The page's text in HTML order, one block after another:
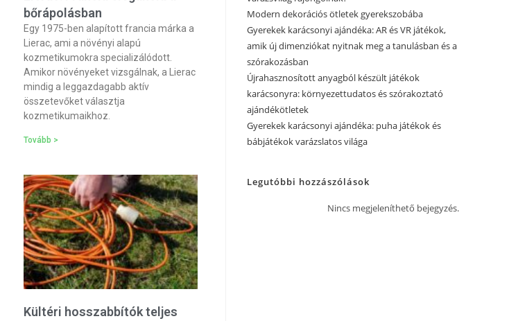
bőrápolásban
Egy 1975-ben alapított francia márka a
Lierac, ami a növényi alapú
kozmetikumokra specializálódott.
Amikor növényeket vizsgálnak, a Lierac
mindig a leggazdagabb aktív
összetevőket választja
kozmetikumaikhoz.
Tovább >
Kültéri hosszabbítók teljes
Modern dekorációs ötletek gyerekszobába
Gyerekek karácsonyi ajándéka: AR és VR játékok,
amik új dimenziókat nyitnak meg a tanulásban és a
szórakozásban
Újrahasznosított anyagból készült játékok
karácsonyra: környezettudatos és szórakoztató
ajándékötletek
Gyerekek karácsonyi ajándéka: puha játékok és
bábjátékok varázslatos világa
Legutóbbi hozzászólások
Nincs megjeleníthető bejegyzés.